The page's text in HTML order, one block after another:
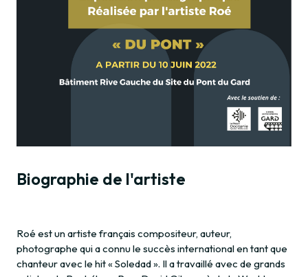
Biographie de l'artiste
Roé est un artiste français compositeur, auteur,
photographe qui a connu le succès international en tant que
chanteur avec le hit « Soledad ». Il a travaillé avec de grands